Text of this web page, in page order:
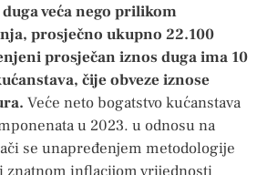
veća nego prilikom
prosječno ukupno 22.100
prosječan iznos duga ima 10
čije obveze iznose
Veće neto bogatstvo kućanstava
u 2023. u odnosu na
se unapređenjem metodologije